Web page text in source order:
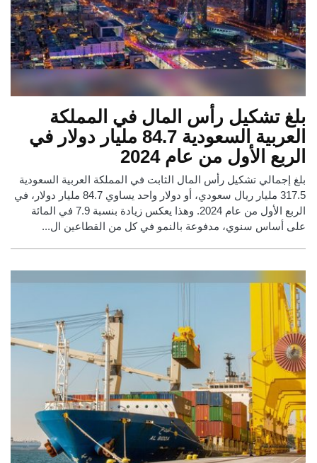
بلغ تشكيل رأس المال في المملكة
العربية السعودية 84.7 مليار دولار في
الربع الأول من عام 2024
بلغ إجمالي تشكيل رأس المال الثابت في المملكة العربية السعودية
317.5 مليار ريال سعودي، أو دولار واحد يساوي 84.7 مليار دولار، في
الربع الأول من عام 2024. وهذا يعكس زيادة بنسبة 7.9 في المائة
على أساس سنوي، مدفوعة بالنمو في كل من القطاعين ال...